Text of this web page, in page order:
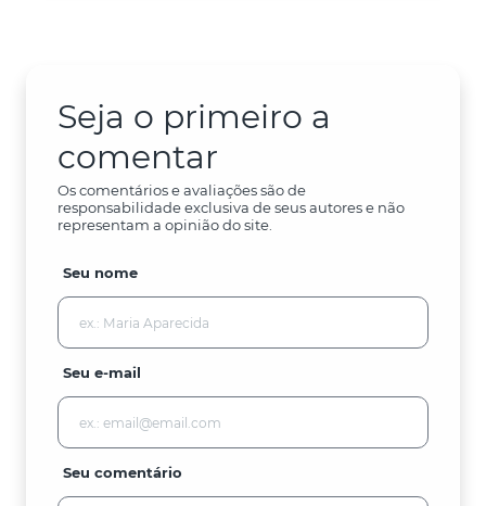
Seja o primeiro a
comentar
Os comentários e avaliações são de
responsabilidade exclusiva de seus autores e não
representam a opinião do site.
Seu nome
Seu e-mail
Seu comentário